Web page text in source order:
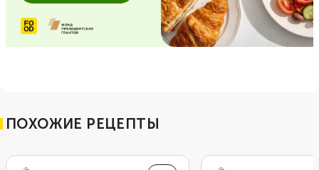
ПОХОЖИЕ РЕЦЕПТЫ